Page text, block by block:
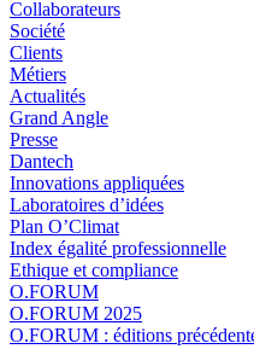
Collaborateurs
Société
Clients
Métiers
Actualités
Grand Angle
Presse
Dantech
Innovations appliquées
Laboratoires d’idées
Plan O’Climat
Index égalité professionnelle
Ethique et compliance
O.FORUM
O.FORUM 2025
O.FORUM : éditions